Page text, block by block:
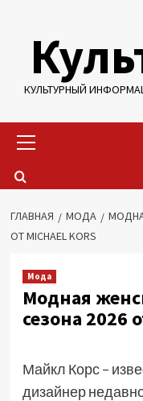
содержимому
КУЛЬТУРНЫЙ
меню
ГЛАВНАЯ МОДА
ОТ MICHAEL KORS
Мода
Модная
сезона 2026
Майкл Корс –
дизайнер